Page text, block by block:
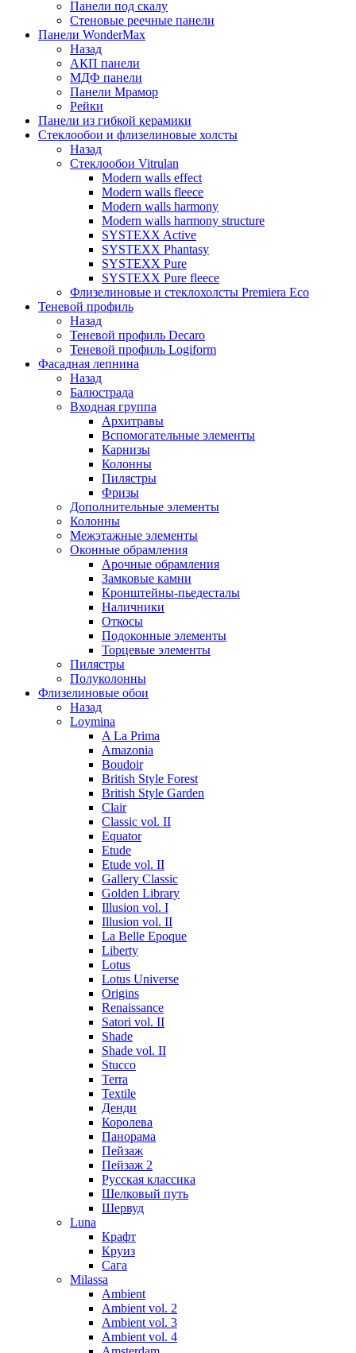
Панели под скалу
Стеновые реечные панели
Панели WonderMax
Назад
АКП панели
МДФ панели
Панели Мрамор
Рейки
Панели из гибкой керамики
Стеклообои и флизелиновые холсты
Назад
Стеклообои Vitrulan
Modern walls effect
Modern walls fleece
Modern walls harmony
Modern walls harmony structure
SYSTEXX Active
SYSTEXX Phantasy
SYSTEXX Pure
SYSTEXX Pure fleece
Флизелиновые и стеклохолсты Premiera Eco
Теневой профиль
Назад
Теневой профиль Decaro
Теневой профиль Logiform
Фасадная лепнина
Назад
Балюстрада
Входная группа
Архитравы
Вспомогательные элементы
Карнизы
Колонны
Пилястры
Фризы
Дополнительные элементы
Колонны
Межэтажные элементы
Оконные обрамления
Арочные обрамления
Замковые камни
Кронштейны-пьедесталы
Наличники
Откосы
Подоконные элементы
Торцевые элементы
Пилястры
Полуколонны
Флизелиновые обои
Назад
Loymina
A La Prima
Amazonia
Boudoir
British Style Forest
British Style Garden
Clair
Classic vol. II
Equator
Etude
Etude vol. II
Gallery Classic
Golden Library
Illusion vol. I
Illusion vol. II
La Belle Epoque
Liberty
Lotus
Lotus Universe
Origins
Renaissance
Satori vol. II
Shade
Shade vol. II
Stucco
Terra
Textile
Денди
Королева
Панорама
Пейзаж
Пейзаж 2
Русская классика
Шелковый путь
Шервуд
Luna
Крафт
Круиз
Сага
Milassa
Ambient
Ambient vol. 2
Ambient vol. 3
Ambient vol. 4